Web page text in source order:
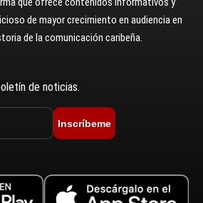
de mayor crecimiento en audiencia en
de la comunicación caribeña.
de noticias.
Inscríbeme